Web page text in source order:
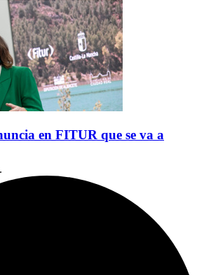
en FITUR que se va a